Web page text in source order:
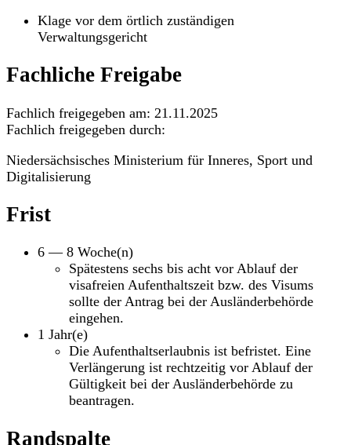
Klage vor dem örtlich zuständigen
Verwaltungsgericht
Fachliche Freigabe
Fachlich freigegeben am: 21.11.2025
Fachlich freigegeben durch:
Niedersächsisches Ministerium für Inneres, Sport und
Digitalisierung
Frist
6 — 8 Woche(n)
Spätestens sechs bis acht vor Ablauf der
visafreien Aufenthaltszeit bzw. des Visums
sollte der Antrag bei der Ausländerbehörde
eingehen.
1 Jahr(e)
Die Aufenthaltserlaubnis ist befristet. Eine
Verlängerung ist rechtzeitig vor Ablauf der
Gültigkeit bei der Ausländerbehörde zu
beantragen.
Randspalte